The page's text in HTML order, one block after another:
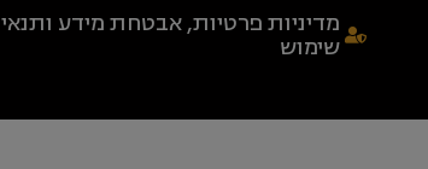
מדיניות פרטיות, אבטחת מידע ותנאי
שימוש